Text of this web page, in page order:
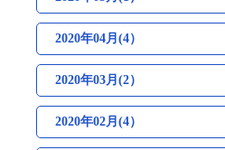
2020年04月(4）
2020年03月(2）
2020年02月(4）